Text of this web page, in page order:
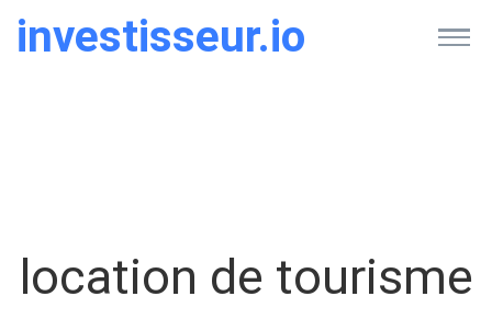
investisseur.io
location de tourisme